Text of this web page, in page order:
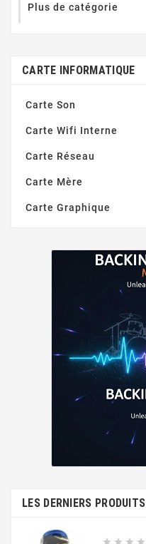
Plus de catégorie
CARTE INFORMATIQUE
Carte Son
Carte Wifi Interne
Carte Réseau
Carte Mère
Carte Graphique
LES DERNIERS PRODUITS
   